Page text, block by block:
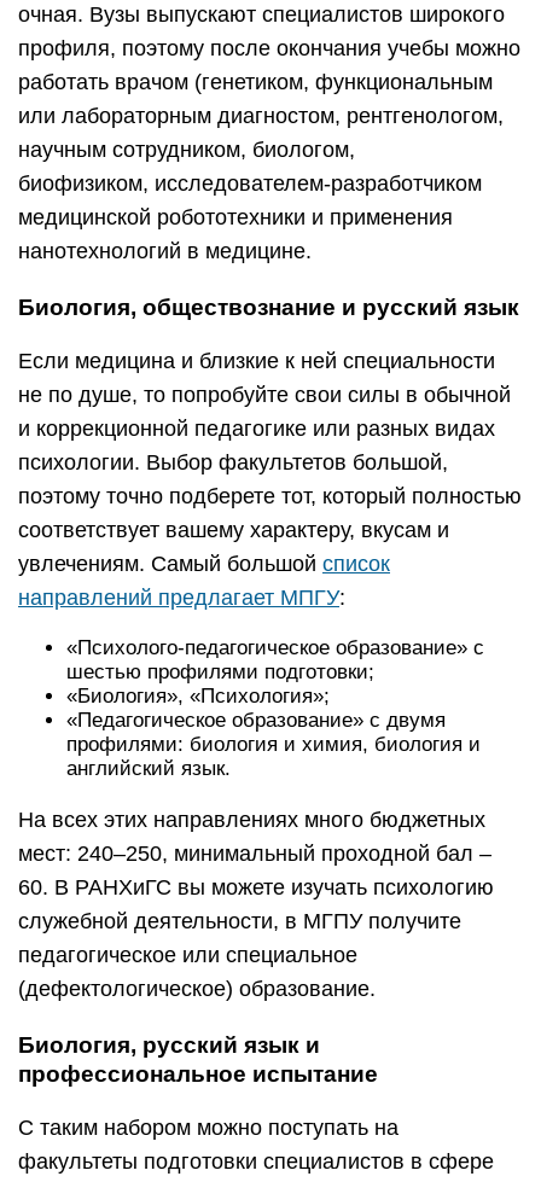
очная. Вузы выпускают специалистов широкого
профиля, поэтому после окончания учебы можно
работать врачом (генетиком, функциональным
или лабораторным диагностом, рентгенологом,
научным сотрудником, биологом,
биофизиком, исследователем-разработчиком
медицинской робототехники и применения
нанотехнологий в медицине.
Биология, обществознание и русский язык
Если медицина и близкие к ней специальности
не по душе, то попробуйте свои силы в обычной
и коррекционной педагогике или разных видах
психологии. Выбор факультетов большой,
поэтому точно подберете тот, который полностью
соответствует вашему характеру, вкусам и
увлечениям. Самый большой список
направлений предлагает МПГУ:
«Психолого-педагогическое образование» с
шестью профилями подготовки;
«Биология», «Психология»;
«Педагогическое образование» с двумя
профилями: биология и химия, биология и
английский язык.
На всех этих направлениях много бюджетных
мест: 240–250, минимальный проходной бал –
60. В РАНХиГС вы можете изучать психологию
служебной деятельности, в МГПУ получите
педагогическое или специальное
(дефектологическое) образование.
Биология, русский язык и
профессиональное испытание
С таким набором можно поступать на
факультеты подготовки специалистов в сфере